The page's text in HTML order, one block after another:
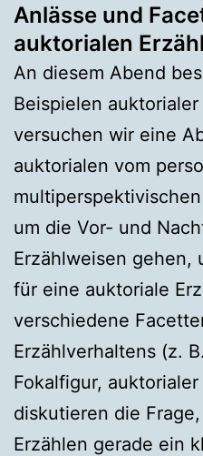
Anlässe und
auktorialen
An diesem Abend
Beispielen
versuchen wir eine
auktorialen vom
um die Vor- und
Erzählweisen gehen,
für eine auktoriale
verschiedene
Erzählverhaltens (z.
Fokalfigur,
diskutieren die
Erzählen gerade ein